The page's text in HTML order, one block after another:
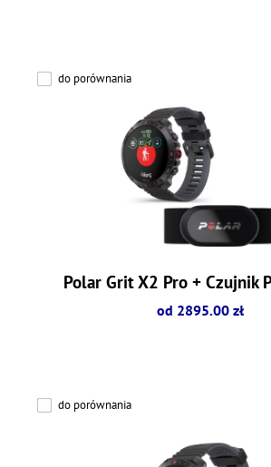
do porównania
Polar Grit X2 Pro + Czujnik
od 2895.00 zł
do porównania